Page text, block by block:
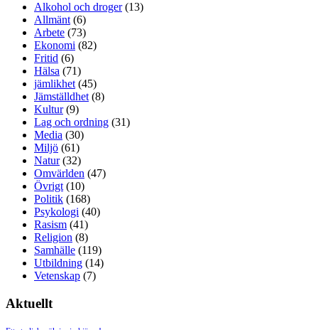
Alkohol och droger(13)
Allmänt (6)
Arbete (73)
Ekonomi (82)
Fritid (6)
Hälsa (71)
jämlikhet (45)
Jämställdhet (8)
Kultur(9)
Lag och ordning (31)
Media (30)
Miljö (61)
Natur(32)
Omvärlden (47)
Övrigt (10)
Politik (168)
Psykologi (40)
Rasism (41)
Religion (8)
Samhälle (119)
Utbildning (14)
Vetenskap (7)
Aktuellt